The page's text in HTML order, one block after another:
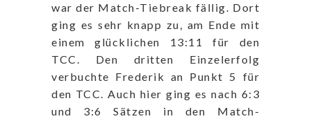
war der Match-Tiebreak fällig. Dort
ging es sehr knapp zu, am Ende mit
einem glücklichen 13:11 für den
TCC. Den dritten Einzelerfolg
verbuchte Frederik an Punkt 5 für
den TCC. Auch hier ging es nach 6:3
und 3:6 Sätzen in den Match-